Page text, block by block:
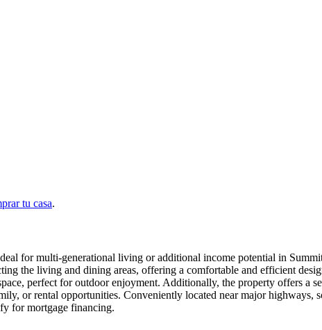
tu casa.
for multi-generational living or additional income potential in
the living and dining areas, offering a comfortable and efficient
perfect for outdoor enjoyment. Additionally, the property offers a
or rental opportunities. Conveniently located near major highways,
for mortgage financing.